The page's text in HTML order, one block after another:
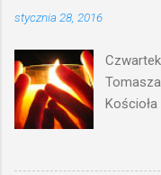
stycznia 28, 2016
(Mk
wnosi